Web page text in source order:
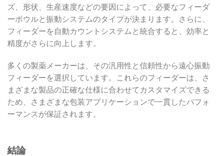
ズ、形状、生産速度などの要因によって、必要なフィーダ
ーボウルと振動システムのタイプが決まります。さらに、
フィーダーを自動カウントシステムと統合すると、効率と
精度がさらに向上します。
多くの製薬メーカーは、その汎用性と信頼性から遠心振動
フィーダーを選択しています。これらのフィーダーは、さ
まざまな製品の正確な仕様に合わせてカスタマイズできる
ため、さまざまな包装アプリケーションで一貫したパフォ
ーマンスが保証されます。
結論